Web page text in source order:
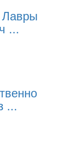
...
...